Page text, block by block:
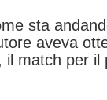
sta
aveva
match per